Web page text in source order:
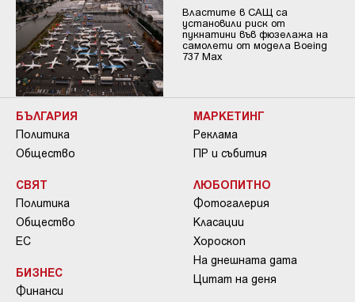
Властите в САЩ са
установили риск от
пукнатини във фюзелажа на
самолети от модела Boeing
737 Max
БЪЛГАРИЯ
Политика
Общество
СВЯТ
Политика
Общество
ЕС
БИЗНЕС
Финанси
МАРКЕТИНГ
Реклама
ПР и събития
ЛЮБОПИТНО
Фотогалерия
Класации
Хороскоп
На днешната дата
Цитат на деня